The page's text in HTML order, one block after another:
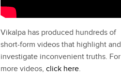
Vikalpa has produced hundreds of
short-form videos that highlight and
investigate inconvenient truths. For
more videos, click here.